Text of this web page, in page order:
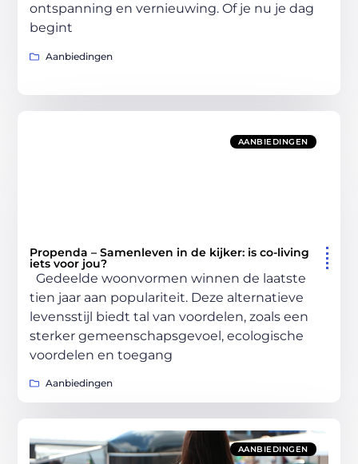
ontspanning en vernieuwing. Of je nu je dag
begint
Aanbiedingen
AANBIEDINGEN
Propenda – Samenleven in de kijker: is co-living
iets voor jou?
Gedeelde woonvormen winnen de laatste
tien jaar aan populariteit. Deze alternatieve
levensstijl biedt tal van voordelen, zoals een
sterker gemeenschapsgevoel, ecologische
voordelen en toegang
Aanbiedingen
AANBIEDINGEN